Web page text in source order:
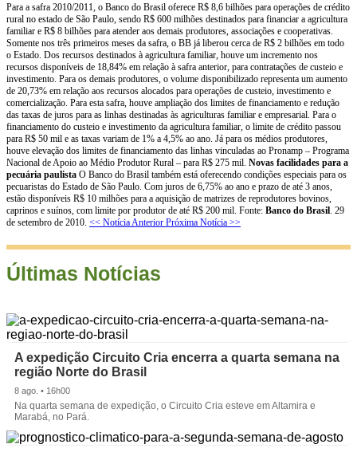
Para a safra 2010/2011, o Banco do Brasil oferece R$ 8,6 bilhões para operações de crédito
rural no estado de São Paulo, sendo R$ 600 milhões destinados para financiar a agricultura
familiar e R$ 8 bilhões para atender aos demais produtores, associações e cooperativas.
Somente nos três primeiros meses da safra, o BB já liberou cerca de R$ 2 bilhões em todo
o Estado. Dos recursos destinados à agricultura familiar, houve um incremento nos
recursos disponíveis de 18,84% em relação à safra anterior, para contratações de custeio e
investimento. Para os demais produtores, o volume disponibilizado representa um aumento
de 20,73% em relação aos recursos alocados para operações de custeio, investimento e
comercialização. Para esta safra, houve ampliação dos limites de financiamento e redução
das taxas de juros para as linhas destinadas às agriculturas familiar e empresarial. Para o
financiamento do custeio e investimento da agricultura familiar, o limite de crédito passou
para R$ 50 mil e as taxas variam de 1% a 4,5% ao ano. Já para os médios produtores,
houve elevação dos limites de financiamento das linhas vinculadas ao Pronamp – Programa
Nacional de Apoio ao Médio Produtor Rural – para R$ 275 mil. Novas facilidades para a
pecuária paulista O Banco do Brasil também está oferecendo condições especiais para os
pecuaristas do Estado de São Paulo. Com juros de 6,75% ao ano e prazo de até 3 anos,
estão disponíveis R$ 10 milhões para a aquisição de matrizes de reprodutores bovinos,
caprinos e suínos, com limite por produtor de até R$ 200 mil. Fonte: Banco do Brasil. 29
de setembro de 2010. << Notícia Anterior Próxima Notícia >>
Últimas Notícias
A expedição Circuito Cria encerra a quarta semana na
região Norte do Brasil
8 ago. • 16h00
Na quarta semana de expedição, o Circuito Cria esteve em Altamira e
Marabá, no Pará.